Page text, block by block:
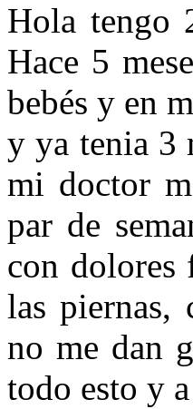
Hola tengo
Hace 5
bebés y en
y ya tenia 3
mi doctor
par de
con dolores
las piernas,
no me dan
todo esto y